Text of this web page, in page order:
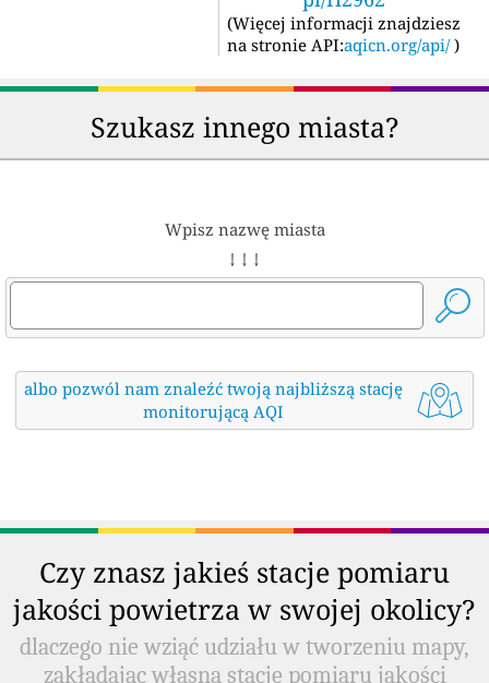
(Więcej informacji znajdziesz
na stronie API:aqicn.org/api/ )
Szukasz innego miasta?
Wpisz nazwę miasta
↓ ↓ ↓
albo pozwól nam znaleźć twoją najbliższą stację
monitorującą AQI
Czy znasz jakieś stacje pomiaru
jakości powietrza w swojej okolicy?
dlaczego nie wziąć udziału w tworzeniu mapy,
zakładając własną stację pomiaru jakości